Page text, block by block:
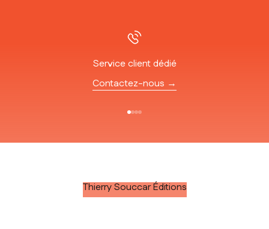
Service client dédié
Contactez-nous →
Thierry Souccar Éditions